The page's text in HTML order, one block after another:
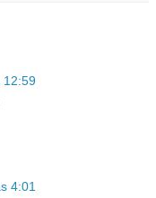
12:59
4:01